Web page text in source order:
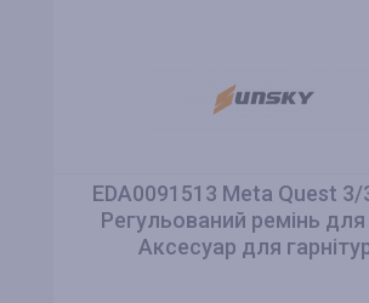
EDA0091513 Meta Quest 3/
Регульований ремінь
Аксесуар для